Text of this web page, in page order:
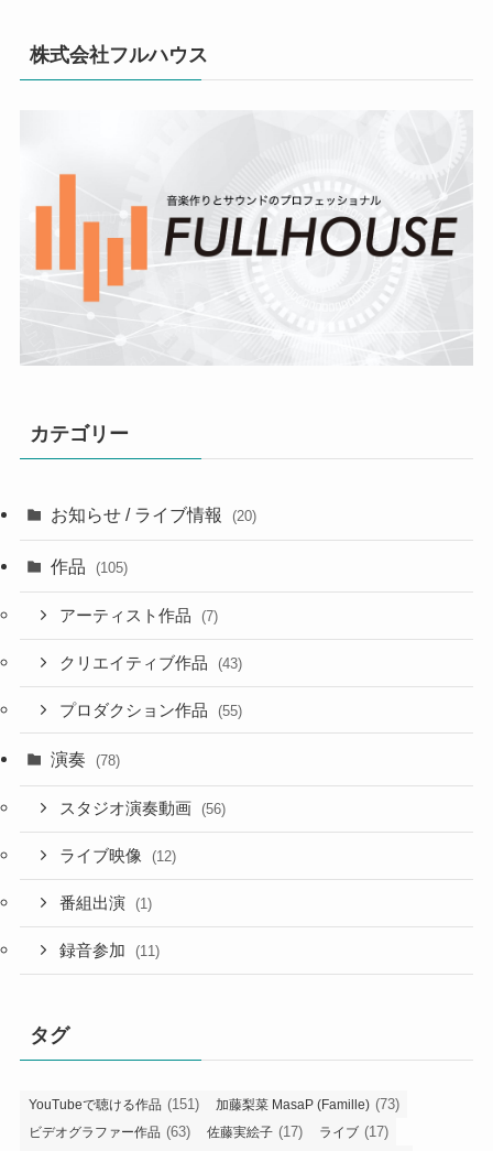
株式会社フルハウス
カテゴリー
お知らせ / ライブ情報 (20)
作品 (105)
アーティスト作品 (7)
クリエイティブ作品 (43)
プロダクション作品 (55)
演奏 (78)
スタジオ演奏動画 (56)
ライブ映像 (12)
番組出演 (1)
録音参加 (11)
タグ
YouTubeで聴ける作品 (151) 加藤梨菜 MasaP (Famille) (73)
ビデオグラファー作品 (63) 佐藤実絵子 (17) ライブ (17)